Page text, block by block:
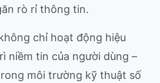
rò rỉ thông tin.
chỉ hoạt động hiệu
niềm tin của người dùng –
môi trường kỹ thuật số